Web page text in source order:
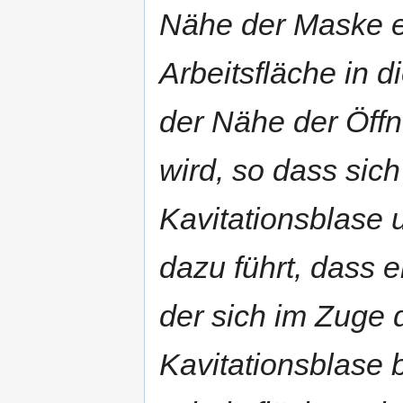
Nähe der Maske
Arbeitsfläche in
der Nähe der
wird, so dass
Kavitationsblase
dazu führt, dass
der sich im Zuge
Kavitationsblase